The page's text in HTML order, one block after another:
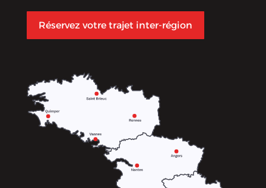
Réservez votre trajet inter-région